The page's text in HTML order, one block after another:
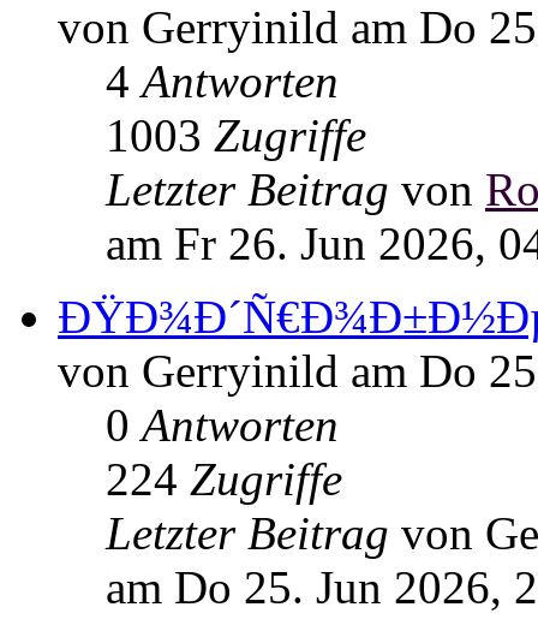
von Gerryinild am Do
4Antworten
1003 Zugriffe
Letzter Beitrag von
am Fr 26. Jun 2026,
von Gerryinild am Do
0Antworten
224 Zugriffe
Letzter Beitrag von
am Do 25. Jun 2026,